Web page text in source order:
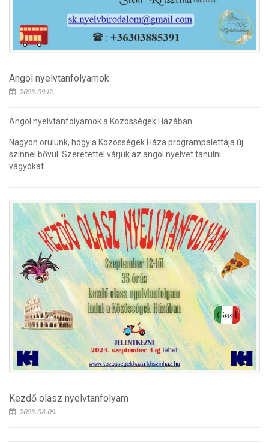
Angol nyelvtanfolyamok
2023.09.12.
Angol nyelvtanfolyamok a Közösségek Házában
Nagyon örülünk, hogy a Közösségek Háza programpalettája új
színnel bővül. Szeretettel várjuk az angol nyelvet tanulni
vágyókat.
Kezdő olasz nyelvtanfolyam
2023.08.09.